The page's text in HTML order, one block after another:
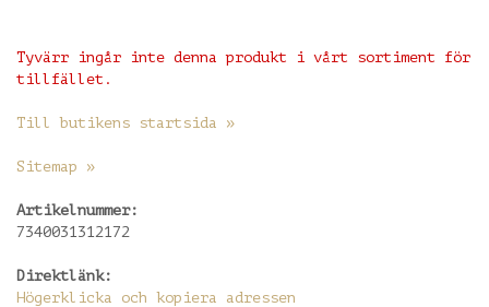
Tyvärr ingår inte denna produkt i vårt sortiment för
tillfället.
Till butikens startsida »
Sitemap »
Artikelnummer:
7340031312172
Direktlänk:
Högerklicka och kopiera adressen